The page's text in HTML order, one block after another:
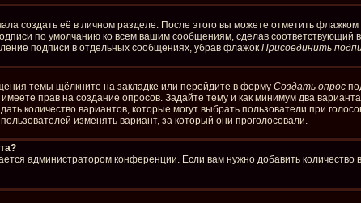
создать её в личном разделе. После этого вы можете отметить флажком
по умолчанию ко всем вашим сообщениям, сделав
подписи в отдельных сообщениях, убрав флажок Присоединить
темы щёлкните на закладке или перейдите в форму Создать опрос
прав на создание опросов. Задайте тему и как минимум два
количество вариантов, которые могут выбрать пользователи при
изменять вариант, за который они проголосовали.
администратором конференции. Если вам нужно добавить